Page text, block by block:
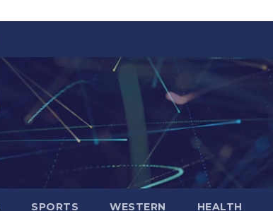
SPORTS WESTERN HEALTH